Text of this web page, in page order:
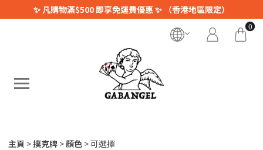
✨ 凡購物滿$500 即享免運費優惠 ✨ （香港地區限定）
0
主頁 撲克牌 顏色 可選擇